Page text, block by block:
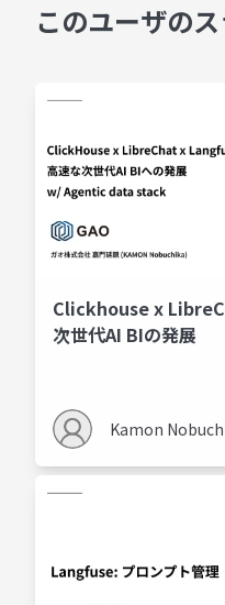
このユーザの
Clickhouse x
次世代AI BIの発展
Kamon